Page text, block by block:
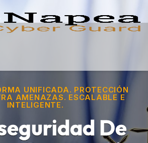
UNIFICADA. PROTECCIÓN
AMENAZAS. ESCALABLE E
INTELIGENTE.
De